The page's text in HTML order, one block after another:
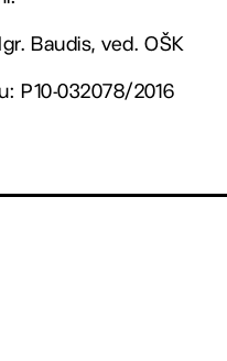
Baudis, ved. OŠK
P10-032078/2016